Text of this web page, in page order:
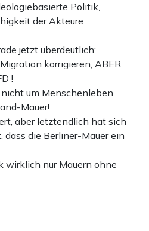
Politik,
der Akteure
jetzt überdeutlich:
korrigieren, ABER
!
um Menschenleben
Mauer!
aber letztendlich hat sich
dass die Berliner-Mauer ein
wirklich nur Mauern ohne